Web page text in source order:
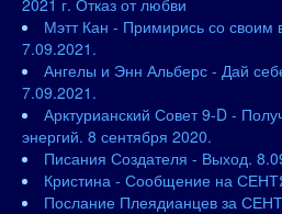
2021 г. Отказ от любви
Мэтт Кан - Примирись со своим
7.09.2021.
Ангелы и Энн Альберс - Дай
7.09.2021.
Арктурианский Совет 9-D -
энергий. 8 сентября 2020.
Писания Создателя - Выход.
Кристина - Сообщение на
Послание Плеядианцев за